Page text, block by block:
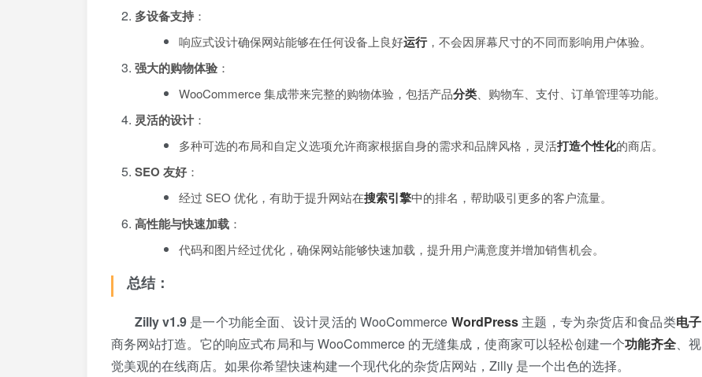
多设备支持：
响应式设计确保网站能够在任何设备上良好运行，不会因屏幕尺寸的不同而影响用户体验。
强大的购物体验：
WooCommerce 集成带来完整的购物体验，包括产品分类、购物车、支付、订单管理等功能。
灵活的设计：
多种可选的布局和自定义选项允许商家根据自身的需求和品牌风格，灵活打造个性化的商店。
SEO 友好：
经过 SEO 优化，有助于提升网站在搜索引擎中的排名，帮助吸引更多的客户流量。
高性能与快速加载：
代码和图片经过优化，确保网站能够快速加载，提升用户满意度并增加销售机会。
总结：
Zilly v1.9是一个功能全面、设计灵活的 WooCommerce WordPress主题，专为杂货店和食品类电子
商务网站打造。它的响应式布局和与 WooCommerce 的无缝集成，使商家可以轻松创建一个功能齐全、视
觉美观的在线商店。如果你希望快速构建一个现代化的杂货店网站，Zilly 是一个出色的选择。